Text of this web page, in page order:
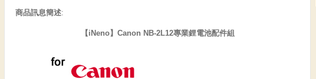
商品訊息簡述:
【iNeno】Canon NB-2L12專業鋰電池配件組